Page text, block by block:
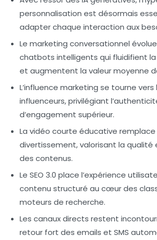
personnalisation est désormais
adapter chaque interaction aux
Le marketing conversationnel
chatbots intelligents qui fluidifient
et augmentent la valeur moyenne
L’influence marketing se tourne
influenceurs, privilégiant
d’engagement supérieur.
La vidéo courte éducative remplace
divertissement, valorisant la qualité
des contenus.
Le SEO 3.0 place l’expérience
contenu structuré au cœur des
moteurs de recherche.
Les canaux directs restent
retour fort des emails et SMS